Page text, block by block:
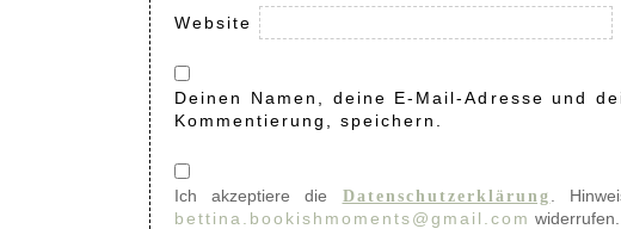
Website
Deinen Namen, deine E-Mail-Adresse und
Kommentierung, speichern.
Ich akzeptiere die Datenschutzerklärung
.
bettina.bookishmoments@gmail.com widerrufen.